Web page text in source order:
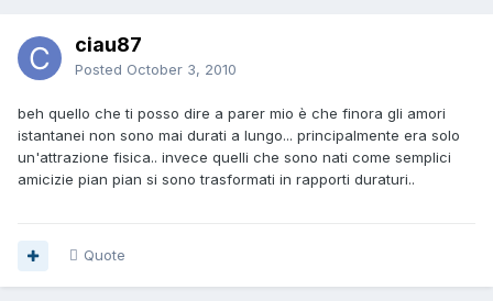
ciau87
Posted October 3, 2010
beh quello che ti posso dire a parer mio è che finora gli amori
istantanei non sono mai durati a lungo... principalmente era solo
un'attrazione fisica.. invece quelli che sono nati come semplici
amicizie pian pian si sono trasformati in rapporti duraturi..
Quote